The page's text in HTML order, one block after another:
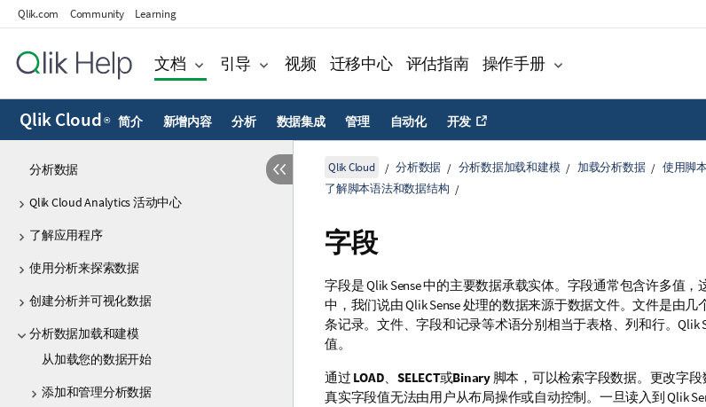
Qlik.com Community Learning
文档 引导 视频 迁移中心 评估指南 操作手册
Qlik Cloud ® 简介 新增内容 分析 数据集成 管理 自动化 开发
分析数据
Qlik Cloud Analytics 活动中心
了解应用程序
使用分析来探索数据
创建分析并可视化数据
分析数据加载和建模
从加载您的数据开始
添加和管理分析数据
Qlik Cloud 分析数据 分析数据加载和建模 加载分析数据
使用脚
了解脚本语法和数据结构
字段
字段是Qlik Sense中的主要数据承载实体。字段通常包含许多值，
中，我们说由Qlik Sense处理的数据来源于数据文件。文件是由几
条记录。文件、字段和记录等术语分别相当于表格、列和行。Qlik
值。
通过 LOAD、 SELECT或Binary脚本，可以检索字段数据。更改字段
真实字段值无法由用户从布局操作或自动控制。一旦读入到Qlik